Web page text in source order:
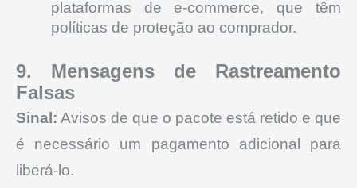
plataformas de e-commerce, que têm
políticas de proteção ao comprador.
9. Mensagens de Rastreamento
Falsas
Sinal: Avisos de que o pacote está retido e que
é necessário um pagamento adicional para
liberá-lo.